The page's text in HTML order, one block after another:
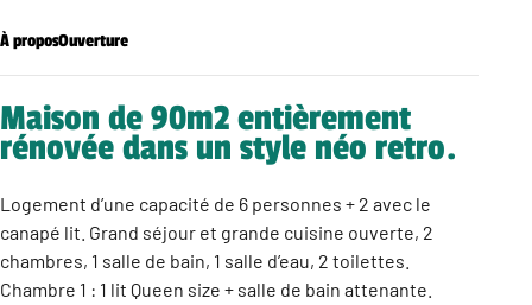
À proposOuverture
Maison de 90m2 entièrement
rénovée dans un style néo retro.
Logement d’une capacité de 6 personnes + 2 avec le
canapé lit. Grand séjour et grande cuisine ouverte, 2
chambres, 1 salle de bain, 1 salle d’eau, 2 toilettes.
Chambre 1 : 1 lit Queen size + salle de bain attenante.